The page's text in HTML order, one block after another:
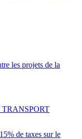
les projets de la
de taxes sur le